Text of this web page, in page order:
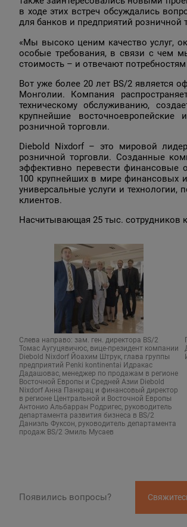
в ходе этих встреч обсуждались
для банков и предприятий
«Мы высоко ценим качество услуг,
особые требования, в связи с чем
стоимость – и отвечают
Вот уже более 20 лет BS/2 является
Монголии. Компания
техническому обслуживанию,
крупнейшие восточноевропейские
розничной торговли.
Diebold Nixdorf – это мировой
розничной торговли. Созданные
эффективно перевести финансовые
100 крупнейших в мире финансовых
универсальные услуги и
клиентов.
Насчитывающая 25 тыс. сотрудников
Слева направо: зам. ген. директора BS/2
Томас Аугуцявичюс, вице-президент компании
Diebold Nixdorf Йоахим Штрук, глава группы
предприятий Penki kontinentai Идракас
Дадашовас, менеджер по продажам в регионе
Восточной Европы и Средней Азии Diebold
Nixdorf Анна Панкрац и финансовый директор
в регионе Центральной и Восточной Европы
Антонио Альбарран Родригес, руководитель
департамента развития бизнеса в BS/2
Даниэль Фуксон, руководитель департамента
продаж BS/2 Эмиль Мусаев
Появились вопросы?